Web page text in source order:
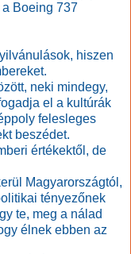
Boeing 737
hiszen
neki mindegy,
el a kultúrák
felesleges
beszédet.
értékektől, de
Magyarországtól,
tényezőnek
te, meg a nálad
élnek ebben az